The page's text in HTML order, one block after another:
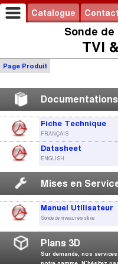
Catalogue Contact
Sonde
TVI
Page Produit
Documentations
Fiche Technique
FRANÇAIS
Datasheet
ENGLISH
Mises en
Manuel Utilisateur
Sonde de niveau résistive
Plans 3D
Sur demande, nos